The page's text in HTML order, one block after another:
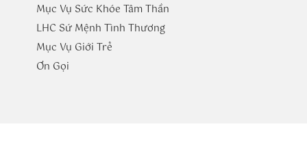
Mục Vụ Sức Khóe Tâm Thần
LHC Sứ Mệnh Tình Thương
Mục Vụ Giới Trẻ
​Ơn Gọi